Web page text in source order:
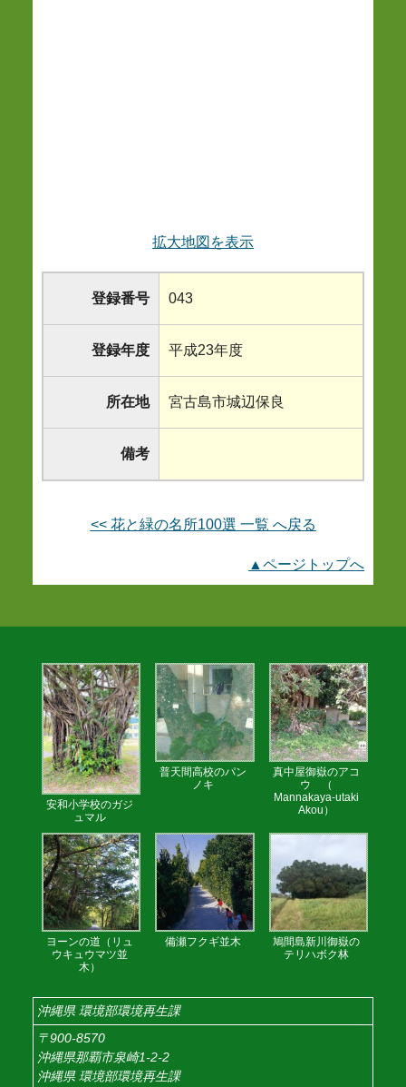
拡大地図を表示
登録番号 043
登録年度 平成23年度
所在地 宮古島市城辺保良
備考
<< 花と緑の名所100選 一覧 へ戻る
▲ページトップへ
安和小学校のガジ
ュマル
普天間高校のパン
ノキ
真中屋御嶽のアコ
ウ （
Mannakaya-utaki
Akou）
ヨーンの道（リュ
ウキュウマツ並
木）
備瀬フクギ並木
鳩間島新川御嶽の
テリハボク林
沖縄県 環境部環境再生課
〒900-8570
沖縄県那覇市泉崎1-2-2
沖縄県 環境部環境再生課